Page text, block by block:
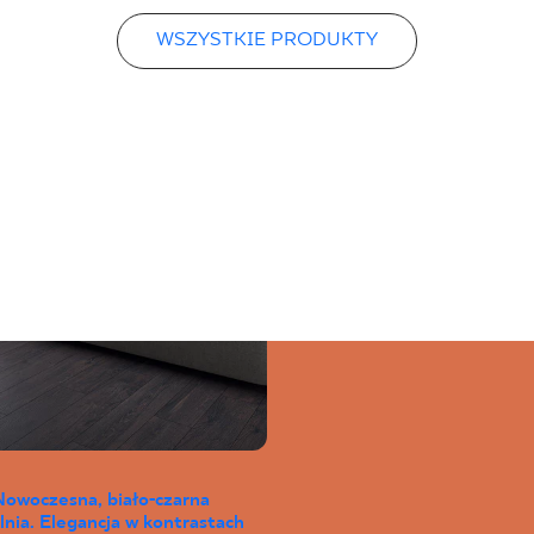
WSZYSTKIE PRODUKTY
biało-czarna
Elegancja w kontrastach